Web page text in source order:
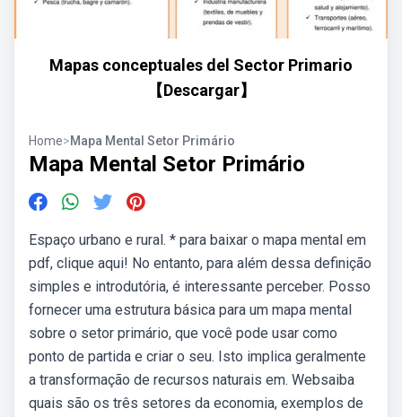
Mapas conceptuales del Sector Primario
【Descargar】
Home>Mapa Mental Setor Primário
Mapa Mental Setor Primário
Espaço urbano e rural. * para baixar o mapa mental em
pdf, clique aqui! No entanto, para além dessa definição
simples e introdutória, é interessante perceber. Posso
fornecer uma estrutura básica para um mapa mental
sobre o setor primário, que você pode usar como
ponto de partida e criar o seu. Isto implica geralmente
a transformação de recursos naturais em. Websaiba
quais são os três setores da economia, exemplos de